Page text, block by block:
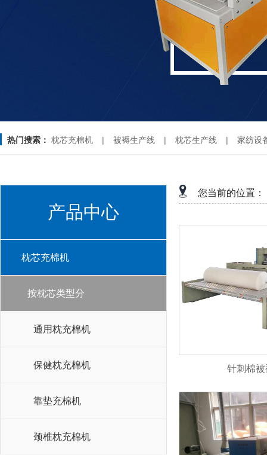
热门搜索： 枕芯充棉机 | 被褥生产线 | 枕芯生产线 | 家纺设
产品中心
枕芯充棉机
按枕芯类型分
通用枕充棉机
保健枕充棉机
靠垫充棉机
颈椎枕充棉机
您当前的位置：
针刺棉